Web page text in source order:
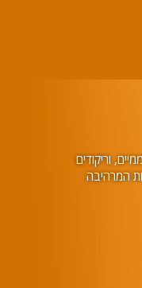
וריקודים
המרהיבה